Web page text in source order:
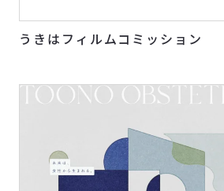
うきはフィルムコミッション